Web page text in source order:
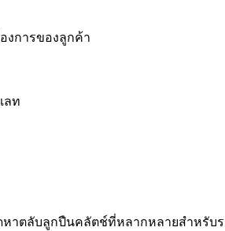
การของลูกค้า
ลท
าตลับลูกปืนคลัตช์ที่หลากหลายสำหรับ